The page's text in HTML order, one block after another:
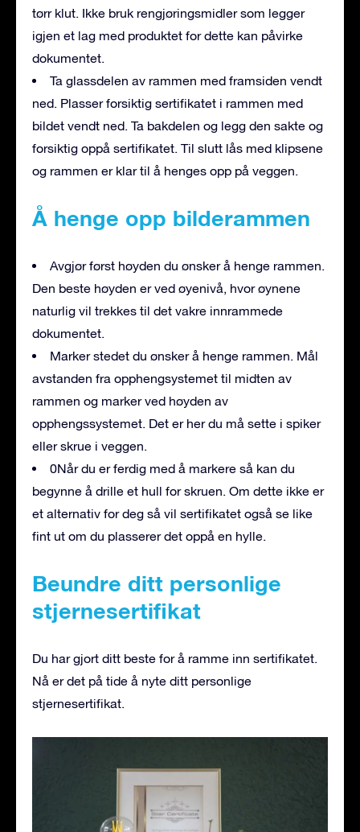
tørr klut. Ikke bruk rengjøringsmidler som legger
igjen et lag med produktet for dette kan påvirke
dokumentet.
Ta glassdelen av rammen med framsiden vendt
ned. Plasser forsiktig sertifikatet i rammen med
bildet vendt ned. Ta bakdelen og legg den sakte og
forsiktig oppå sertifikatet. Til slutt lås med klipsene
og rammen er klar til å henges opp på veggen.
Å henge opp bilderammen
Avgjør først høyden du ønsker å henge rammen.
Den beste høyden er ved øyenivå, hvor øynene
naturlig vil trekkes til det vakre innrammede
dokumentet.
Marker stedet du ønsker å henge rammen. Mål
avstanden fra opphengsystemet til midten av
rammen og marker ved høyden av
opphengssystemet. Det er her du må sette i spiker
eller skrue i veggen.
0Når du er ferdig med å markere så kan du
begynne å drille et hull for skruen. Om dette ikke er
et alternativ for deg så vil sertifikatet også se like
fint ut om du plasserer det oppå en hylle.
Beundre ditt personlige
stjernesertifikat
Du har gjort ditt beste for å ramme inn sertifikatet.
Nå er det på tide å nyte ditt personlige
stjernesertifikat.